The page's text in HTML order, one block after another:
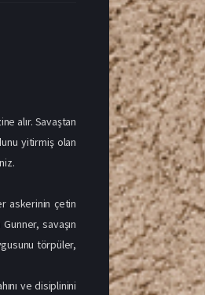
alır. Savaştan
yitirmiş olan
askerinin çetin
savaşın
törpüler,
ve disiplinini